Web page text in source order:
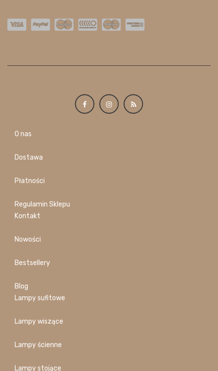
O nas
Dostawa
Płatności
Regulamin Sklepu
Kontakt
Nowości
Bestsellery
Blog
Lampy sufitowe
Lampy wiszące
Lampy ścienne
Lampy stojące